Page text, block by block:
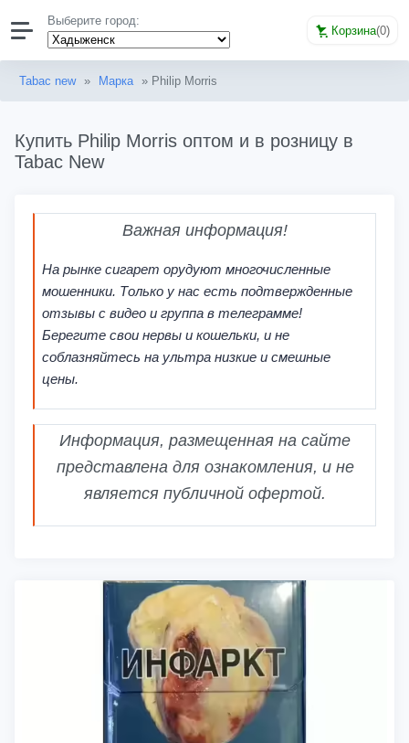
Выберите город:
Корзина(0)
Tabac new » Марка » Philip Morris
Купить Philip Morris оптом и в розницу в
Tabac New
Важная информация!
На рынке сигарет орудуют многочисленные
мошенники. Только у нас есть подтвержденные
отзывы с видео и группа в телеграмме!
Берегите свои нервы и кошельки, и не
соблазняйтесь на ультра низкие и смешные
цены.
Информация, размещенная на сайте
представлена для ознакомления, и не
является публичной офертой.